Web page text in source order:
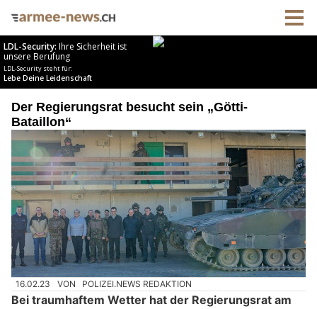
Der Regierungsrat besucht sein „Götti-
Bataillon“
16.02.23 VON POLIZEI.NEWS REDAKTION
Bei traumhaftem Wetter hat der Regierungsrat am